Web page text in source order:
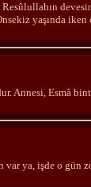
yaşında iken
Annesi, Esmâ
var ya, işde o gün